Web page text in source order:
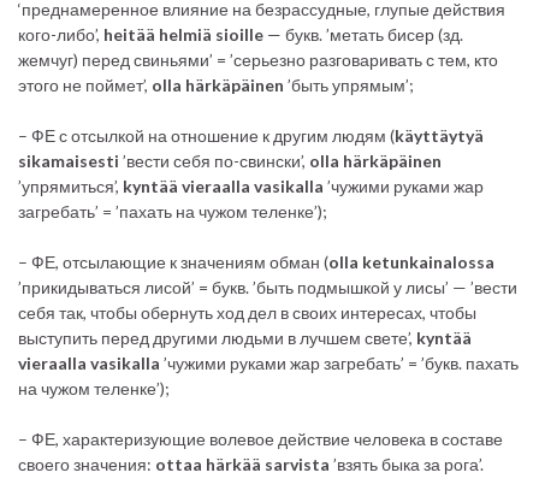
‘преднамеренное влияние на безрассудные, глупые действия
кого-либо’, heitää helmiä sioille — букв. ’метать бисер (зд.
жемчуг) перед свиньями’ = ’серьезно разговаривать с тем, кто
этого не поймет’, olla härkäpäinen ’быть упрямым’;
– ФЕ с отсылкой на отношение к другим людям (käyttäytyä
sikamaisesti ’вести себя по-свински’, olla härkäpäinen
’упрямиться’, kyntää vieraalla vasikalla ’чужими руками жар
загребать’ = ’пахать на чужом теленке’);
– ФЕ, отсылающие к значениям обман (olla ketunkainalossa
’прикидываться лисой’ = букв. ’быть подмышкой у лисы’ — ’вести
себя так, чтобы обернуть ход дел в своих интересах, чтобы
выступить перед другими людьми в лучшем свете’, kyntää
vieraalla vasikalla ’чужими руками жар загребать’ = ’букв. пахать
на чужом теленке’);
– ФЕ, характеризующие волевое действие человека в составе
своего значения: ottaa härkää sarvista ’взять быка за рога’.